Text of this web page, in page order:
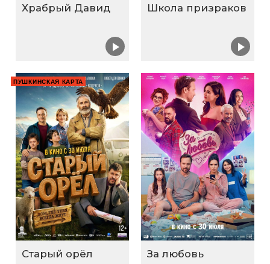
Храбрый Давид Школа призраков
ПУШКИНСКАЯ КАРТА
Старый орёл За любовь